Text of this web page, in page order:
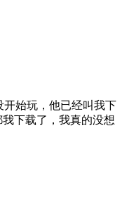
始玩，他已经叫我下
下载了，我真的没想